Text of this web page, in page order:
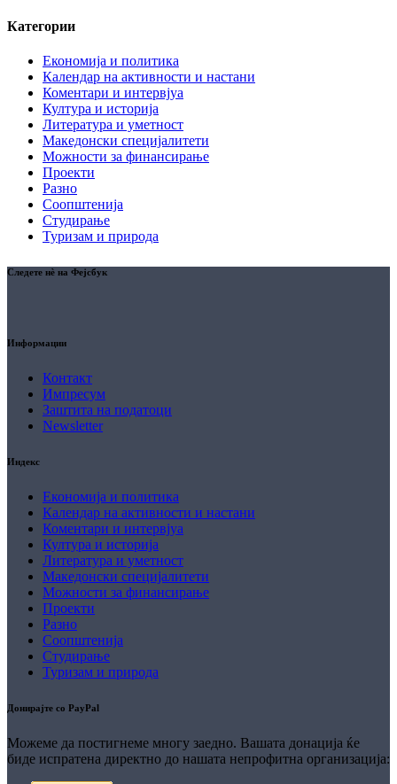
Категории
Економија и политика
Календар на активности и настани
Коментари и интервјуа
Култура и историја
Литература и уметност
Македонски специјалитети
Можности за финансирање
Проекти
Разно
Соопштенија
Студирање
Туризам и природа
Следете нè на Фејсбук
Информации
Контакт
Импресум
Заштита на податоци
Newsletter
Индекс
Економија и политика
Календар на активности и настани
Коментари и интервјуа
Култура и историја
Литература и уметност
Македонски специјалитети
Можности за финансирање
Проекти
Разно
Соопштенија
Студирање
Туризам и природа
Донирајте со PayPal
Можеме да постигнеме многу заедно. Вашата донација ќе
биде испратена директно до нашата непрофитна организација: